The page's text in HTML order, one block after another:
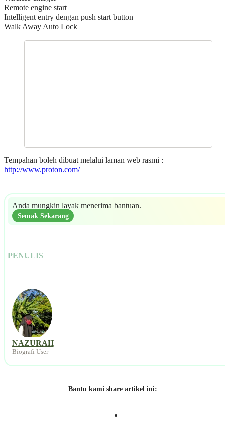
Remote engine start
Intelligent entry dengan push start button
Walk Away Auto Lock
Tempahan boleh dibuat melalui laman web rasmi :
http://www.proton.com/
Anda mungkin layak menerima bantuan.
Semak Sekarang
PENULIS
NAZURAH
Biografi User
Bantu kami share artikel ini: